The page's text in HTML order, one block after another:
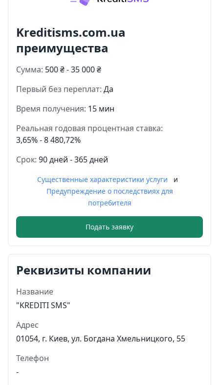
Kreditisms.com.ua
преимущества
Сумма: 500 ₴ - 35 000 ₴
Первый без переплат: Да
Время получения: 15 мин
Реальная годовая процентная ставка:
3,65% - 8 480,72%
Срок: 90 дней - 365 дней
Существенные характеристики услуги
и
Предупреждение о последствиях для
потребителя
Подать заявку
Реквизиты компании
Название
"KREDITI SMS"
Адрес
01054, г. Киев, ул. Богдана Хмельницкого, 55
Телефон
-